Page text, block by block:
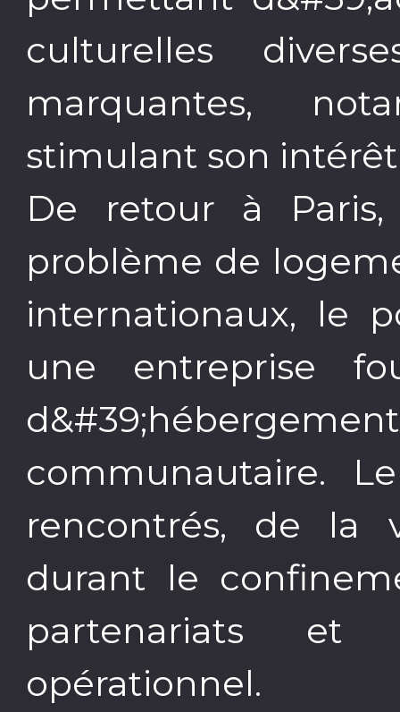
culturelles
marquantes,
stimulant son
De retour à
problème de
internationaux, le
une entreprise
communautaire.
rencontrés, de la
durant le
partenariats et
opérationnel.